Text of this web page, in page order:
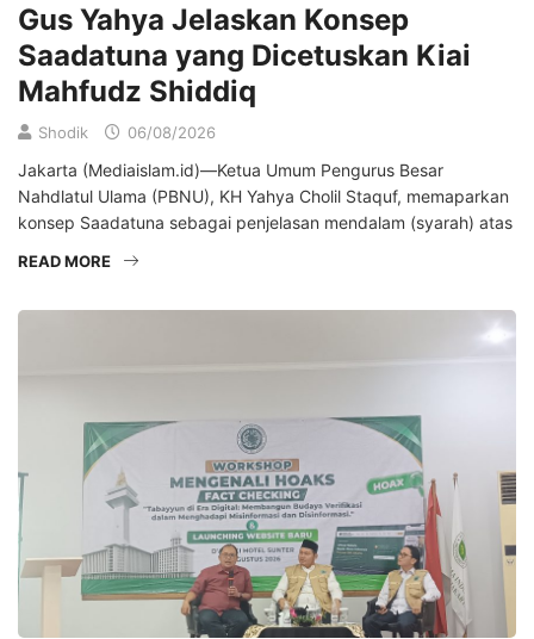
Gus Yahya Jelaskan Konsep
Saadatuna yang Dicetuskan Kiai
Mahfudz Shiddiq
Shodik 06/08/2026
Jakarta (Mediaislam.id)—Ketua Umum Pengurus Besar
Nahdlatul Ulama (PBNU), KH Yahya Cholil Staquf, memaparkan
konsep Saadatuna sebagai penjelasan mendalam (syarah) atas
READ MORE